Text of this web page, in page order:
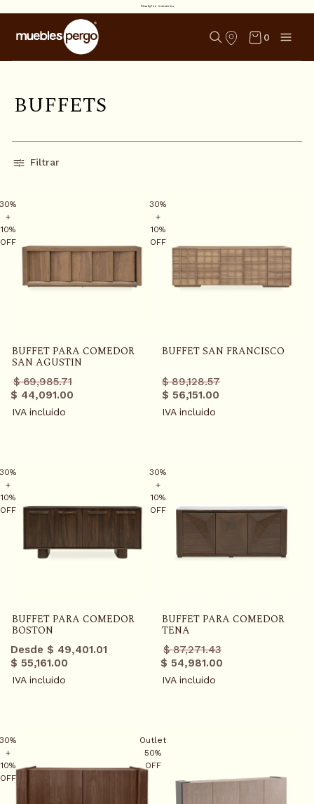
SharkyFire Industries
0
BUFFETS
Filtrar
BUFFET PARA COMEDOR
SAN AGUSTIN
Precio
regular
$ 69,985.71
$ 44,091.00
Precio
promo
IVA incluido
30%
+
10%
OFF
BUFFET SAN FRANCISCO
Precio
regular
$ 89,128.57
$ 56,151.00
Precio
promo
IVA incluido
30%
+
10%
OFF
BUFFET PARA COMEDOR
BOSTON
Desde $ 49,401.01
$ 55,161.00
IVA incluido
30%
+
10%
OFF
BUFFET PARA COMEDOR
TENA
Precio
regular
$ 87,271.43
$ 54,981.00
Precio
promo
IVA incluido
30%
+
10%
OFF
30%
+
10%
OFF
Outlet
50%
OFF